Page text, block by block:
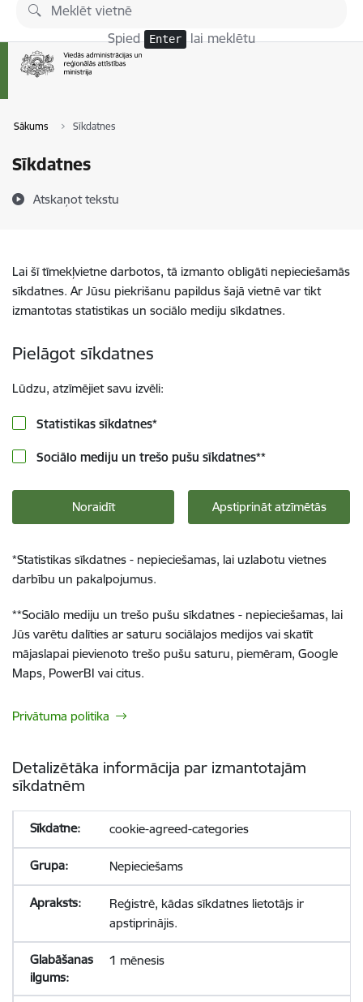
Pāriet uz lapas saturu
Spied Enter lai meklētu
Sākums Sīkdatnes
Sīkdatnes
Atskaņot tekstu
Lai šī tīmekļvietne darbotos, tā izmanto obligāti nepieciešamās
sīkdatnes. Ar Jūsu piekrišanu papildus šajā vietnē var tikt
izmantotas statistikas un sociālo mediju sīkdatnes.
Pielāgot sīkdatnes
Lūdzu, atzīmējiet savu izvēli:
Statistikas sīkdatnes*
Sociālo mediju un trešo pušu sīkdatnes**
Noraidīt Apstiprināt atzīmētās
*Statistikas sīkdatnes - nepieciešamas, lai uzlabotu vietnes
darbību un pakalpojumus.
**Sociālo mediju un trešo pušu sīkdatnes - nepieciešamas, lai
Jūs varētu dalīties ar saturu sociālajos medijos vai skatīt
mājaslapai pievienoto trešo pušu saturu, piemēram, Google
Maps, PowerBI vai citus.
Privātuma politika
Detalizētāka informācija par izmantotajām
sīkdatnēm
cookie-agreed-categories
Nepieciešams
Reģistrē, kādas sīkdatnes lietotājs ir
apstiprinājis.
1 mēnesis